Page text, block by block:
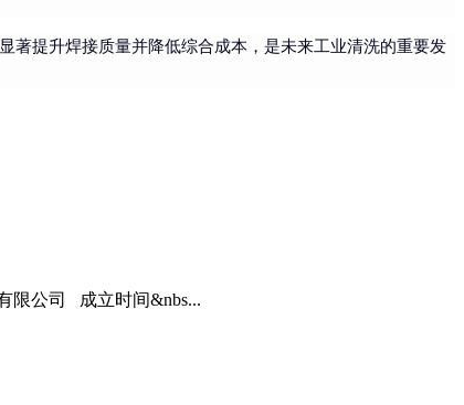
著提升焊接质量并降低综合成本，是未来工业清洗的重要发
限公司 成立时间&nbs...